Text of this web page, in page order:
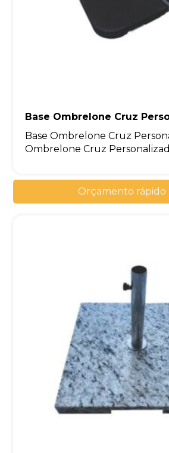
Base Ombrelone Cruz
Base Ombrelone Cruz
Ombrelone Cruz
Orçamento rápido